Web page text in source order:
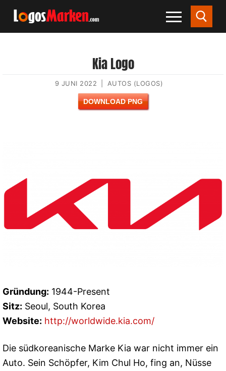
Kia Logo
9 JUNI 2022 AUTOS (LOGOS)
DOWNLOAD PNG
Gründung: 1944-Present
Sitz: Seoul, South Korea
Website: http://worldwide.kia.com/
Die südkoreanische Marke Kia war nicht immer ein
Auto. Sein Schöpfer, Kim Chul Ho, fing an, Nüsse